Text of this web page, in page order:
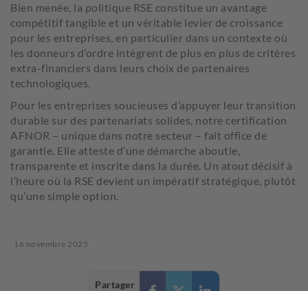
Bien menée, la politique RSE constitue un avantage
compétitif tangible et un véritable levier de croissance
pour les entreprises, en particulier dans un contexte où
les donneurs d’ordre intègrent de plus en plus de critères
extra-financiers dans leurs choix de partenaires
technologiques.
Pour les entreprises soucieuses d’appuyer leur transition
durable sur des partenariats solides, notre certification
AFNOR – unique dans notre secteur – fait office de
garantie. Elle atteste d’une démarche aboutie,
transparente et inscrite dans la durée. Un atout décisif à
l’heure où la RSE devient un impératif stratégique, plutôt
qu’une simple option.
16 novembre 2025
Partager